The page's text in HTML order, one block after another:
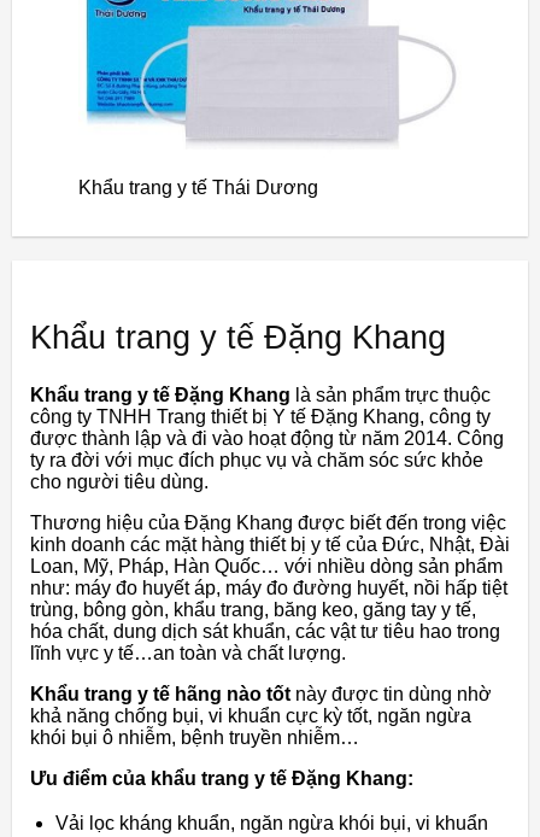
Khẩu trang y tế Thái Dương
Khẩu trang y tế Đặng Khang
Khẩu trang y tế Đặng Khang là sản phẩm trực thuộc
công ty TNHH Trang thiết bị Y tế Đặng Khang, công ty
được thành lập và đi vào hoạt động từ năm 2014. Công
ty ra đời với mục đích phục vụ và chăm sóc sức khỏe
cho người tiêu dùng.
Thương hiệu của Đặng Khang được biết đến trong việc
kinh doanh các mặt hàng thiết bị y tế của Đức, Nhật, Đài
Loan, Mỹ, Pháp, Hàn Quốc… với nhiều dòng sản phẩm
như: máy đo huyết áp, máy đo đường huyết, nồi hấp tiệt
trùng, bông gòn, khẩu trang, băng keo, găng tay y tế,
hóa chất, dung dịch sát khuẩn, các vật tư tiêu hao trong
lĩnh vực y tế…an toàn và chất lượng.
Khẩu trang y tế hãng nào tốtnày được tin dùng nhờ
khả năng chống bụi, vi khuẩn cực kỳ tốt, ngăn ngừa
khói bụi ô nhiễm, bệnh truyền nhiễm…
Ưu điểm của khẩu trang y tế Đặng Khang:
Vải lọc kháng khuẩn, ngăn ngừa khói bụi, vi khuẩn